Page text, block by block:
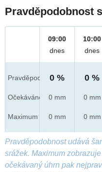
Pravděpodobnost
Pravděpod.
Očekáváno
Maximum
09:00
dnes
0 %
0 mm
0 mm
10:00
dnes
0 %
0 mm
0 mm
Pravděpodobnost udává
srážek. Maximum
očekávaný úhrn pak